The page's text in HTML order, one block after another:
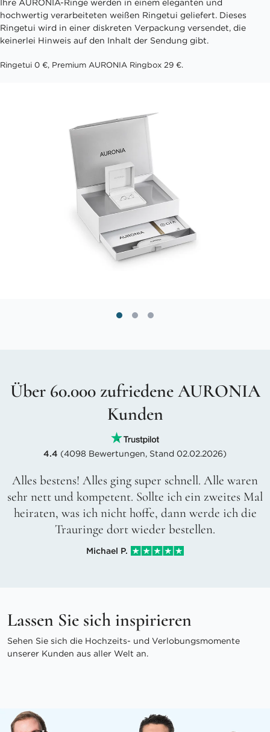
Ihre AURONIA-Ringe werden in einem eleganten und
hochwertig verarbeiteten weißen Ringetui geliefert. Dieses
Ringetui wird in einer diskreten Verpackung versendet, die
keinerlei Hinweis auf den Inhalt der Sendung gibt.
Ringetui 0 €, Premium AURONIA Ringbox 29 €.
Über 60.000 zufriedene AURONIA
Kunden
4.4 (4098 Bewertungen, Stand 02.02.2026)
Alles bestens! Alles ging super schnell. Alle waren
sehr nett und kompetent. Sollte ich ein zweites Mal
heiraten, was ich nicht hoffe, dann werde ich die
Trauringe dort wieder bestellen.
Michael P.
Lassen Sie sich inspirieren
Sehen Sie sich die Hochzeits- und Verlobungsmomente
unserer Kunden aus aller Welt an.